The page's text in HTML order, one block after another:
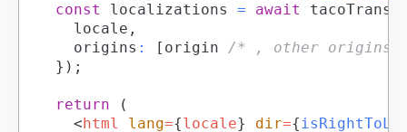
const
localizations = await
		locale
,
		origins
: [ origin /* , other origins
} ) ;
return
(
<html lang={locale} dir={